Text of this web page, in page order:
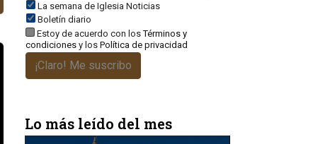
La semana de Iglesia Noticias
Boletín diario
Estoy de acuerdo con losTérminos y
condiciones y los Política de privacidad
¡Claro! Me suscribo
Lo más leído del mes